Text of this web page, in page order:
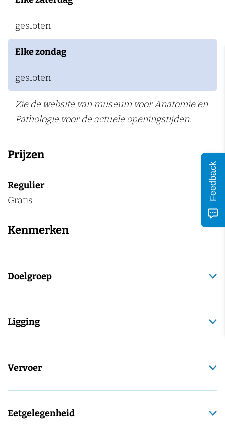
gesloten
Elke zondag
gesloten
Zie de website van museum voor Anatomie en
Pathologie voor de actuele openingstijden.
Prijzen
Regulier
Gratis
Kenmerken
Doelgroep
Ligging
Vervoer
Eetgelegenheid
Feedback